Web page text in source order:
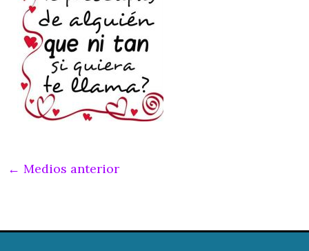
← Medios anterior